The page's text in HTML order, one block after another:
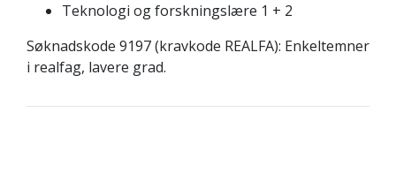
Teknologi og forskningslære 1 + 2
Søknadskode 9197 (kravkode REALFA): Enkeltemner
i realfag, lavere grad.